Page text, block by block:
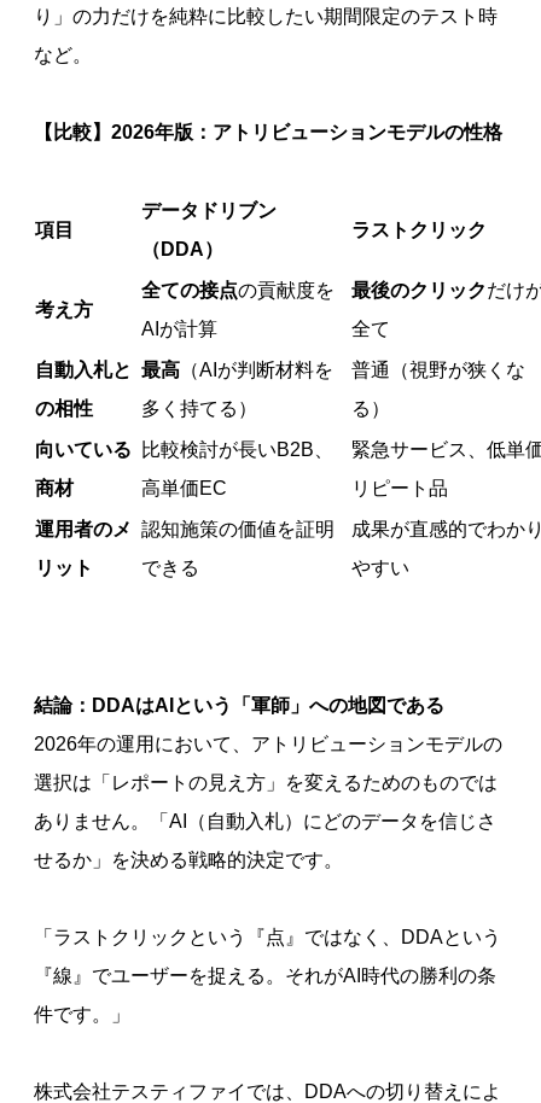
り」の力だけを純粋に比較したい期間限定のテスト時
など。
【比較】2026年版：アトリビューションモデルの性格
項目
データドリブン
（DDA）
ラストクリック
考え方
全ての接点の貢献度を
AIが計算
最後のクリックだけ
全て
自動入札と
の相性
最高（AIが判断材料を
多く持てる）
普通（視野が狭くな
る）
向いている
商材
比較検討が長いB2B、
高単価EC
緊急サービス、低単
リピート品
運用者のメ
リット
認知施策の価値を証明
できる
成果が直感的でわか
やすい
結論：DDAはAIという「軍師」への地図である
2026年の運用において、アトリビューションモデルの
選択は「レポートの見え方」を変えるためのものでは
ありません。「AI（自動入札）にどのデータを信じさ
せるか」を決める戦略的決定です。
「ラストクリックという『点』ではなく、DDAという
『線』でユーザーを捉える。それがAI時代の勝利の条
件です。」
株式会社テスティファイでは、DDAへの切り替えによ